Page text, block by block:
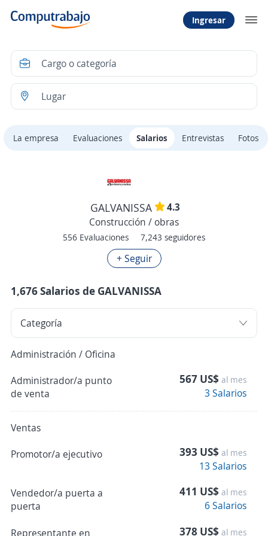
Ingresar
La empresa Evaluaciones Salarios Entrevistas Fotos
GALVANISSA
4.3
Construcción / obras
556 Evaluaciones 7,243 seguidores
+ Seguir
1,676 Salarios de GALVANISSA
Administración / Oficina
Administrador/a punto
de venta
567 US$ al mes
3 Salarios
Ventas
Promotor/a ejecutivo
393 US$ al mes
13 Salarios
Vendedor/a puerta a
puerta
411 US$ al mes
6 Salarios
Representante en 378 US$ al mes